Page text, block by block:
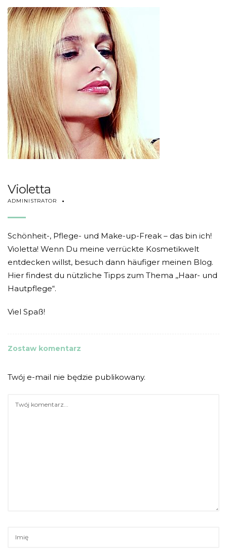
Violetta
ADMINISTRATOR
Schönheit-, Pflege- und Make-up-Freak – das bin ich!
Violetta! Wenn Du meine verrückte Kosmetikwelt
entdecken willst, besuch dann häufiger meinen Blog.
Hier findest du nützliche Tipps zum Thema ,,Haar- und
Hautpflege“.
Viel Spaß!
Zostaw komentarz
Twój e-mail nie będzie publikowany.